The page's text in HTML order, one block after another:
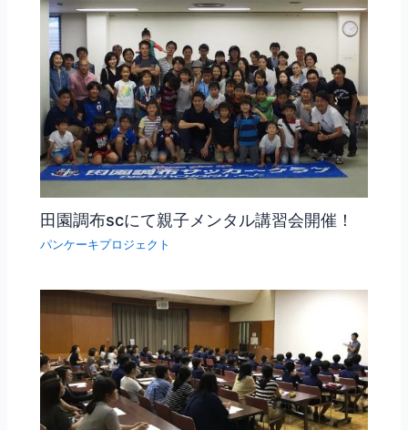
田園調布scにて親子メンタル講習会開催！
パンケーキプロジェクト